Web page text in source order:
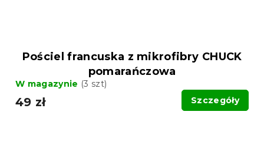
Pościel francuska z mikrofibry CHUCK
pomarańczowa
W magazynie (3 szt)
49 zł Szczegóły